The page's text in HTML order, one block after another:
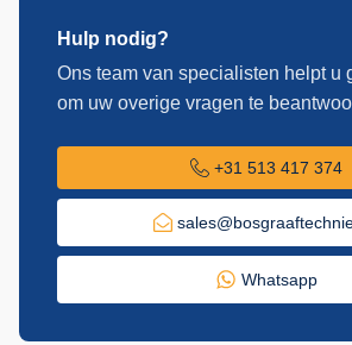
Hulp nodig?
Ons team van specialisten helpt u
om uw overige vragen te
+31 513 417 374
Whatsapp